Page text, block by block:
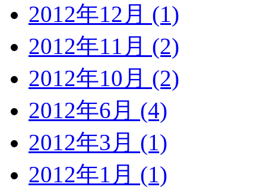
2012年12月 (1)
2012年11月 (2)
2012年10月 (2)
2012年6月 (4)
2012年3月 (1)
2012年1月 (1)